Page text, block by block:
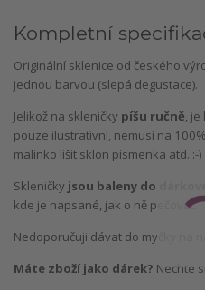
Kompletní
Originální sklenice od českého
jednou barvou (slepá degustace).
Jelikož na skleničky píšu ručně, je
pouze ilustrativní, nemusí na
malinko lišit sklon písmenka atd. :-)
Skleničky jsou baleny do
kde je napsané, jak o ně pečovat.
Nedoporučuji dávat do myčky na
Máte zboží jako dárek? Nechte